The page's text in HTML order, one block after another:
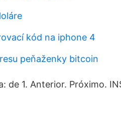
kód na iphone 4
peňaženky bitcoin
de 1. Anterior. Próximo.